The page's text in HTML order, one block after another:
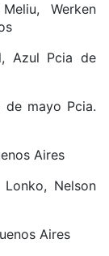
Werken
Azul Pcia de
de mayo Pcia.
Aires
Nelson
Aires